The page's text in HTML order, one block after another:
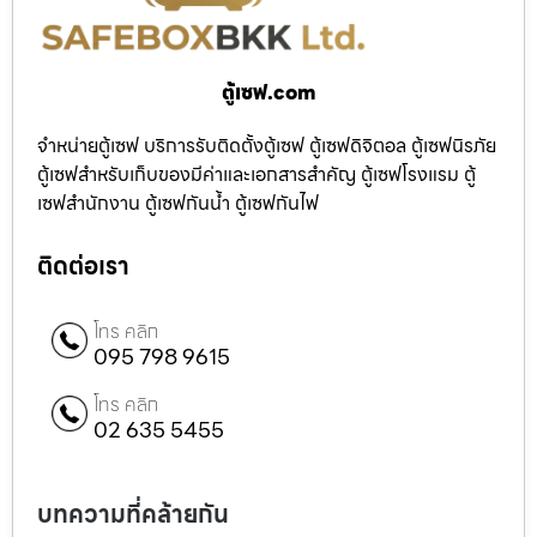
ตู้เซฟ.com
จำหน่ายตู้เซฟ บริการรับติดตั้งตู้เซฟ ตู้เซฟดิจิตอล ตู้เซฟนิรภัย
ตู้เซฟสำหรับเก็บของมีค่าและเอกสารสำคัญ ตู้เซฟโรงแรม ตู้
เซฟสำนักงาน ตู้เซฟกันน้ำ ตู้เซฟกันไฟ
ติดต่อเรา
โทร คลิก
095 798 9615
โทร คลิก
02 635 5455
บทความที่คล้ายกัน